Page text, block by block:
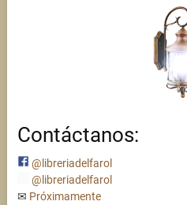
Contáctanos:
@libreriadelfarol
@libreriadelfarol
✉ Próximamente